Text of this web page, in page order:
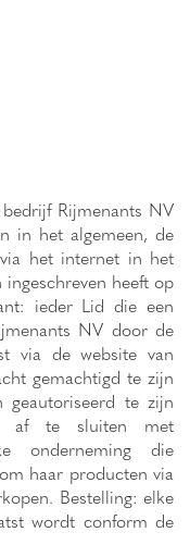
Rijmenants NV
in het algemeen, de
het internet in het
heeft op
ieder Lid die een
NV door de
via de website van
gemachtigd te zijn
te zijn
af te sluiten met
onderneming die
haar producten via
Bestelling: elke
wordt conform de